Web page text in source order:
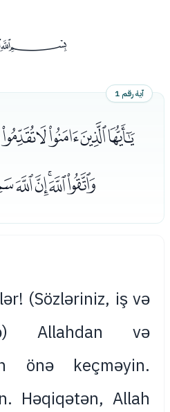
آية رقم 1
(Sözləriniz, iş və
Allahdan və
önə keçməyin.
Həqiqətən, Allah